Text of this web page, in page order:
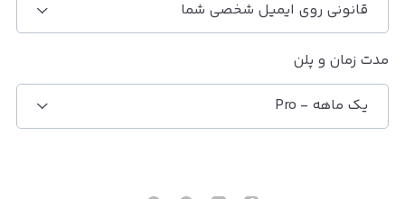
قانونی روی ایمیل شخصی شما
مدت زمان و پلن
یک ماهه - Pro